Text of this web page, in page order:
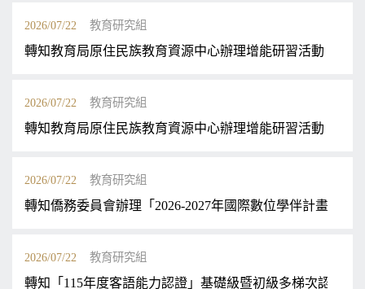
2026/07/22 教育研究組
轉知教育局原住民族教育資源中心辦理增能研習活動「文
2026/07/22 教育研究組
轉知教育局原住民族教育資源中心辦理增能研習活動「文
2026/07/22 教育研究組
轉知僑務委員會辦理「2026-2027年國際數位學伴計畫」計
2026/07/22 教育研究組
轉知「115年度客語能力認證」基礎級暨初級多梯次認證報